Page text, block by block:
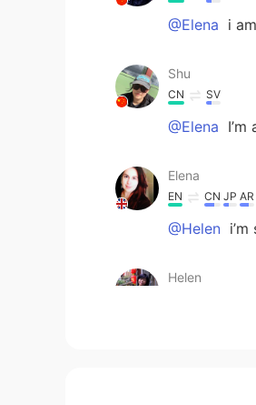
@Elena i
Shu
CN SV
@Elena
Elena
EN CN JP AR
@Helen
Helen
I would